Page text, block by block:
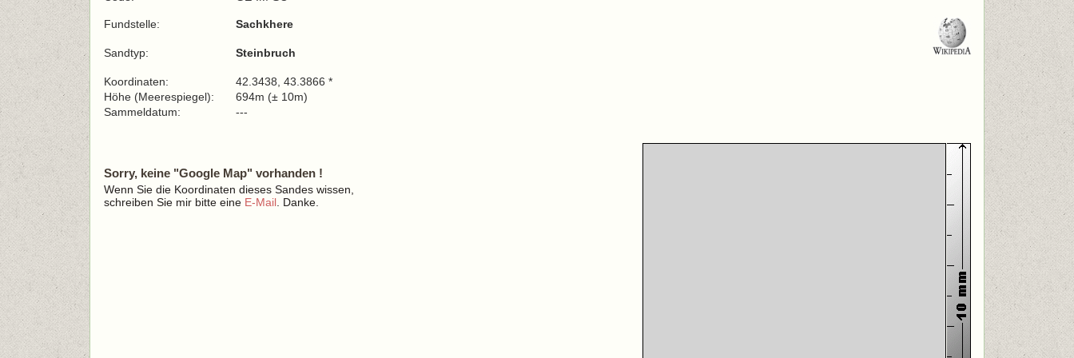
Fundstelle: Sachkhere
Sandtyp: Steinbruch
Koordinaten:
42.3438, 43.3866 *
Höhe (Meerespiegel):
694m (± 10m)
Sammeldatum:
---
Sorry, keine "Google Map" vorhanden !
Wenn Sie die Koordinaten dieses Sandes wissen,
schreiben Sie mir bitte eine E-Mail . Danke.